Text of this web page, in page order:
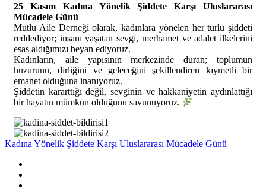
25 Kasım Kadına Yönelik Şiddete Karşı Uluslararası
Mücadele Günü
Mutlu Aile Derneği olarak, kadınlara yönelen her türlü şiddeti
reddediyor; insanı yaşatan sevgi, merhamet ve adalet ilkelerini
esas aldığımızı beyan ediyoruz.
Kadınların, aile yapısının merkezinde duran; toplumun
huzurunu, dirliğini ve geleceğini şekillendiren kıymetli bir
emanet olduğuna inanıyoruz.
Şiddetin kararttığı değil, sevginin ve hakkaniyetin aydınlattığı
bir hayatın mümkün olduğunu savunuyoruz.
Kadına Yönelik Şiddete Karşı Uluslararası Mücadele Günü